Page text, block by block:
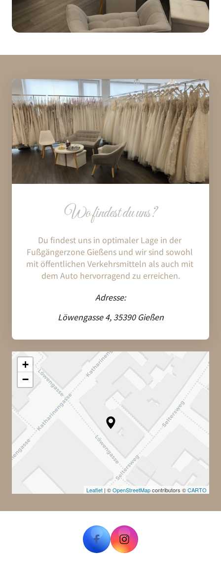
Wo findest du uns?
Du findest uns in optimaler Lage in
der
Fußgängerzone Gießens und wir sind
mit öffentlichen Verkehrsmitteln als auch
mit
dem Auto hervorragend zu erreichen.
Adresse:
Löwengasse 4, 35390 Gießen
+
−
Leaflet | ©OpenStreetMapcontributors ©CARTO